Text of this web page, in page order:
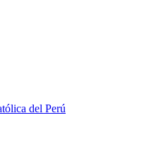
del Perú